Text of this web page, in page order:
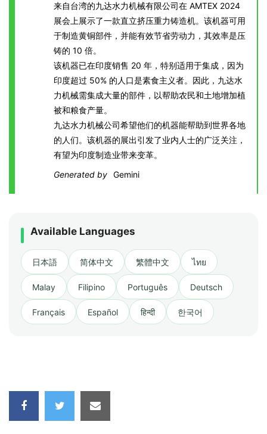
来自台湾的九达水力机械有限公司在 AMTEX 2024
展会上展示了一款直立挤压重力铸造机。该机器可用
于制造黄铜部件，并能有效节省劳动力，其效率是压
铸的 10 倍。
该机器已在印度销售 20 年，特别适用于集成，因为
印度超过 50% 的人口是素食主义者。因此，九达水
力机械需集成大量的部件，以帮助农民和土地增加植
被和粮食产量。
九达水力机械公司希望他们的机器能帮助到世界各地
的人们。该机器的展出引发了业内人士的广泛关注，
有望为印度制造业带来变革。
Generated by Gemini
Available Languages
日本語 简体中文 繁體中文 ไทย
Malay Filipino Português Deutsch
Français Español हिन्दी 한국어